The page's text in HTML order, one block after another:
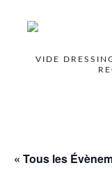
VIDE
« Tous les